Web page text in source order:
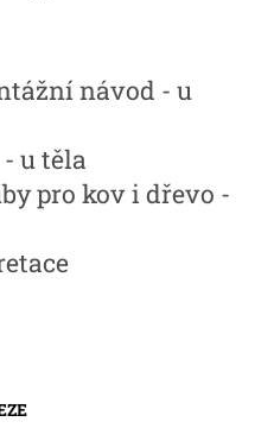
návod - u
u těla
pro kov i dřevo -